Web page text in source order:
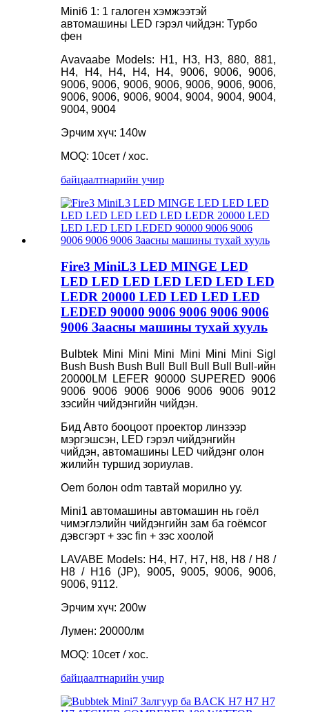
Mini6 1: 1 галоген хэмжээтэй
автомашины LED гэрэл чийдэн: Турбо
фен
Avavaabe Models: H1, H3, H3, 880, 881,
H4, H4, H4, H4, H4, 9006, 9006, 9006,
9006, 9006, 9006, 9006, 9006, 9006, 9006,
9006, 9006, 9006, 9004, 9004, 9004, 9004,
9004, 9004
Эрчим хүч: 140w
MOQ: 10сет / хос.
байцаалтнарийн учир
Fire3 MiniL3 LED MINGE LED
LED LED LED LED LED LED LED
LEDR 20000 LED LED LED LED
LEDED 90000 9006 9006 9006 9006
9006 Заасны машины тухай хууль
Bulbtek Mini Mini Mini Mini Mini Mini Sigl
Bush Bush Bush Bull Bull Bull Bull Bull-ийн
20000LM LEFER 90000 SUPERED 9006
9006 9006 9006 9006 9006 9006 9012
зэсийн чийдэнгийн чийдэн.
Бид Авто бооцоот проектор линзээр
мэргэшсэн, LED гэрэл чийдэнгийн
чийдэн, автомашины LED чийдэнг олон
жилийн туршид зориулав.
Oem болон odm тавтай морилно уу.
Mini1 автомашины автомашин нь гоёл
чимэглэлийн чийдэнгийн зам ба гоёмсог
дэвсгэрт + зэс fin + зэс хоолой
LAVABE Models: H4, H7, H7, H8, H8 / H8 /
H8 / H16 (JP), 9005, 9005, 9006, 9006,
9006, 9112.
Эрчим хүч: 200w
Лумен: 20000лм
MOQ: 10сет / хос.
байцаалтнарийн учир